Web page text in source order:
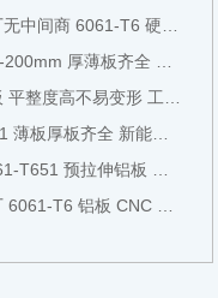
质铝板可切割铣面全国现货直发
阳极氧化专用铝板全国直发
形 工装检具专用全国现货直发
源设备专用铝板全国现货直发
业结构板全国现货切割直发
加工中厚板全国现货直发可零切